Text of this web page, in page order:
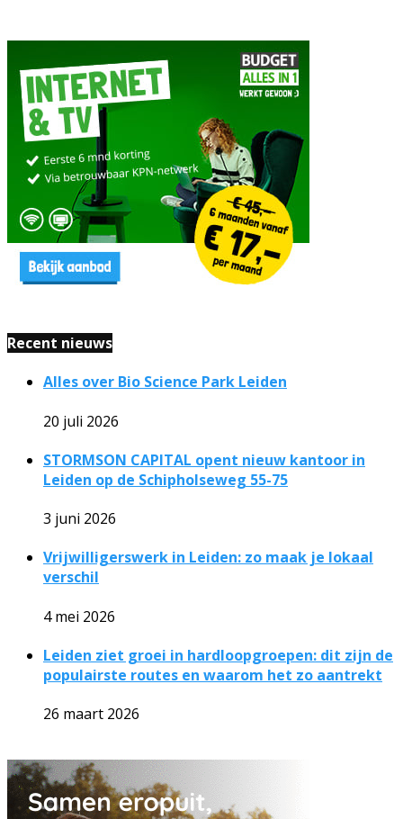
Recent nieuws
Alles over Bio Science Park Leiden
20 juli 2026
STORMSON CAPITAL opent nieuw kantoor in
Leiden op de Schipholseweg 55-75
3 juni 2026
Vrijwilligerswerk in Leiden: zo maak je lokaal
verschil
4 mei 2026
Leiden ziet groei in hardloopgroepen: dit zijn de
populairste routes en waarom het zo aantrekt
26 maart 2026